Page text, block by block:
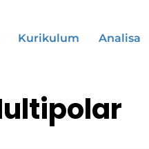
Kurikulum Analisa